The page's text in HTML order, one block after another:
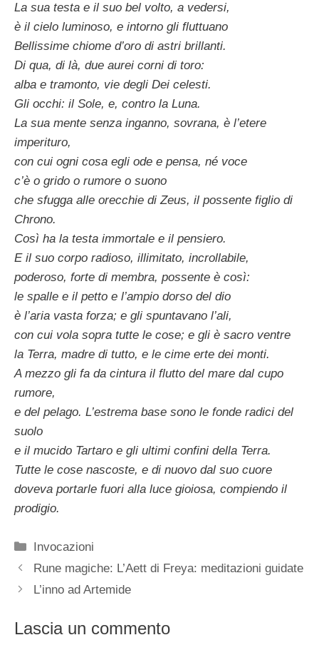
La sua testa e il suo bel volto, a vedersi,
è il cielo luminoso, e intorno gli fluttuano
Bellissime chiome d’oro di astri brillanti.
Di qua, di là, due aurei corni di toro:
alba e tramonto, vie degli Dei celesti.
Gli occhi: il Sole, e, contro la Luna.
La sua mente senza inganno, sovrana, è l’etere
imperituro,
con cui ogni cosa egli ode e pensa, né voce
c’è o grido o rumore o suonο
che sfugga alle orecchie di Zeus, il possente figlio di
Chrono.
Così ha la testa immortale e il pensiero.
E il suo corpo radioso, illimitato, incrollabile,
poderoso, forte di membra, possente è così:
le spalle e il petto e l’ampio dorso del dio
è l’aria vasta forza; e gli spuntavano l’ali,
con cui vola sopra tutte le cose; e gli è sacro ventre
la Terra, madre di tutto, e le cime erte dei monti.
A mezzo gli fa da cintura il flutto del mare dal cupo
rumore,
e del pelago. L’estrema base sono le fonde radici del
suolo
e il mucido Tartaro e gli ultimi confini della Terra.
Tutte le cose nascoste, e di nuovo dal suo cuore
doveva portarle fuori alla luce gioiosa, compiendo il
prodigio.
Categorie
Invocazioni
Rune magiche: L’Aett di Freya: meditazioni guidate
L’inno ad Artemide
Lascia un commento